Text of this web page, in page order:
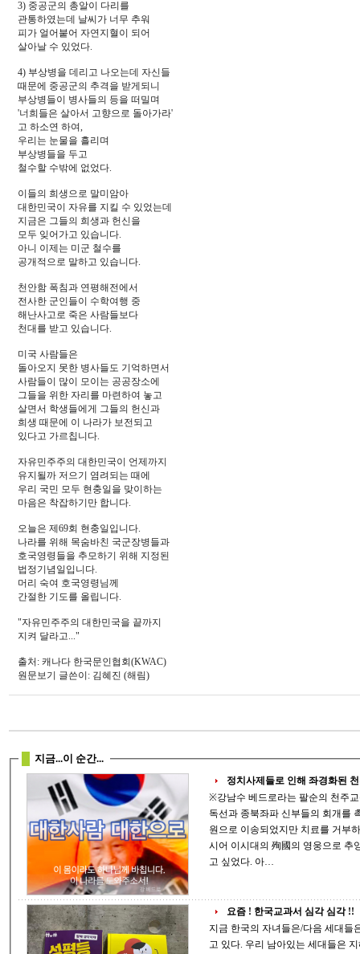
3) 중공군의 총알이 다리를
관통하였는데 날씨가 너무 추워
피가 얼어붙어 자연지혈이 되어
살아날 수 있었다.
4) 부상병을 데리고 나오는데 자신들
때문에 중공군의 추격을 받게되니
부상병들이 병사들의 등을 떠밀며
'너희들은 살아서 고향으로 돌아가라'
고 하소연 하여,
우리는 눈물을 흘리며
부상병들을 두고
철수할 수밖에 없었다.
이들의 희생으로 말미암아
대한민국이 자유를 지킬 수 있었는데
지금은 그들의 희생과 헌신을
모두 잊어가고 있습니다.
아니 이제는 미군 철수를
공개적으로 말하고 있습니다.
천안함 폭침과 연평해전에서
전사한 군인들이 수학여행 중
해난사고로 죽은 사람들보다
천대를 받고 있습니다.
미국 사람들은
돌아오지 못한 병사들도 기억하면서
사람들이 많이 모이는 공공장소에
그들을 위한 자리를 마련하여 놓고
살면서 학생들에게 그들의 헌신과
희생 때문에 이 나라가 보전되고
있다고 가르칩니다.
자유민주주의 대한민국이 언제까지
유지될까 저으기 염려되는 때에
우리 국민 모두 현충일을 맞이하는
마음은 착잡하기만 합니다.
오늘은 제69회 현충일입니다.
나라를 위해 목숨바친 국군장병들과
호국영령들을 추모하기 위해 지정된
법정기념일입니다.
머리 숙여 호국영령님께
간절한 기도를 올립니다.
"자유민주주의 대한민국을 끝까지
지켜 달라고..."
출처: 캐나다 한국문인협회(KWAC)
원문보기 글쓴이: 김혜진 (해림)
지금...이 순간...
정치사제들로 인해 좌경화된
※강남수 베드로라는 팔순의 천주
독선과 종북좌파 신부들의 회개를
원으로 이송되었지만 치료를 거부
시어 이시대의 殉國의 영웅으로 추앙받고 있습니다. -
고 싶었다. 아…
요즘 ! 한국교과서 심각 심각 !!
지금 한국의 자녀들은/다음 세대들은 현정권으로 인하여 공산사회주의로 빠
고 있다. 우리 남아있는 세대들은 지혜로운 방법을 찾아야만하며, 곧 선택해야만